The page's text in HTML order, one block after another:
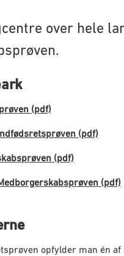
over hele
(pdf)
(pdf)
(pdf)
(pdf)
opfylder man én